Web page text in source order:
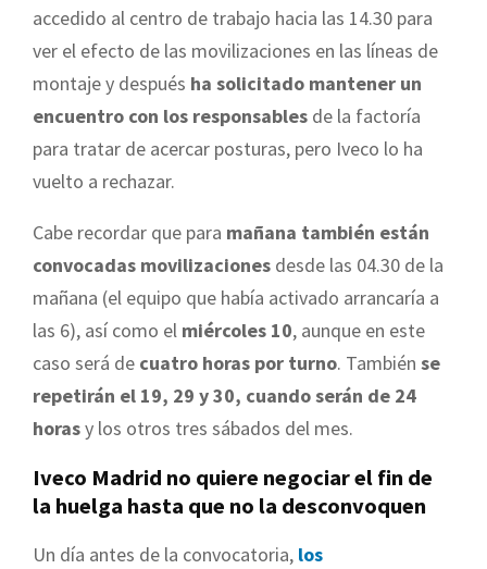
accedido al centro de trabajo hacia las 14.30 para
ver el efecto de las movilizaciones en las líneas de
montaje y después ha solicitado mantener un
encuentro con los responsables de la factoría
para tratar de acercar posturas, pero Iveco lo ha
vuelto a rechazar.
Cabe recordar que para mañana también están
convocadas movilizaciones desde las 04.30 de la
mañana (el equipo que había activado arrancaría a
las 6), así como el miércoles 10, aunque en este
caso será de cuatro horas por turno. También se
repetirán el 19, 29 y 30, cuando serán de 24
horasy los otros tres sábados del mes.
Iveco Madrid no quiere negociar el fin de
la huelga hasta que no la desconvoquen
Un día antes de la convocatoria, los